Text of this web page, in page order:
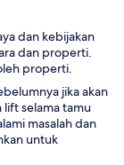
dan kebijakan
dan properti.
properti.
jika akan
selama tamu
masalah dan
untuk